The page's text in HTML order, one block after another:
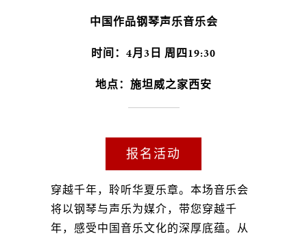
中国作品钢琴声乐音乐会
时间：4月3日 周四19:30
地点：施坦威之家西安
报名活动
穿越千年，聆听华夏乐章。本场音乐会
将以钢琴与声乐为媒介，带您穿越千
年，感受中国音乐文化的深厚底蕴。从